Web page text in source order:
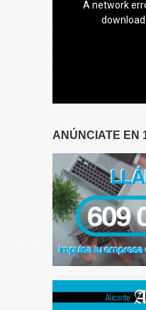
A network
ANÚNCIATE EN